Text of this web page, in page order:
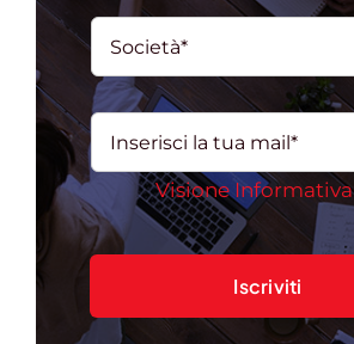
Visione Informativa